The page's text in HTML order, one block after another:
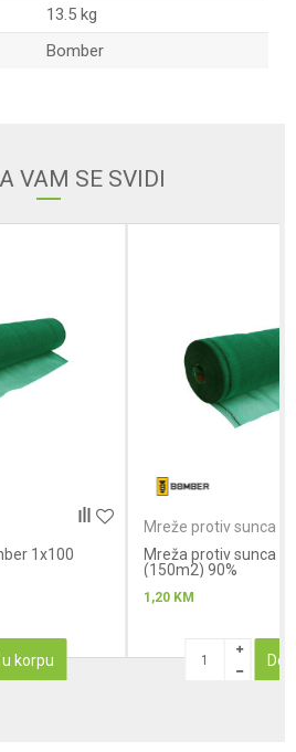
13.5 kg
Bomber
POŠALJI
VAM SE SVIDI
1x100
u korpu
Mreže protiv sunca
Mreža protiv sunca
(150m2) 90%
1,20 KM